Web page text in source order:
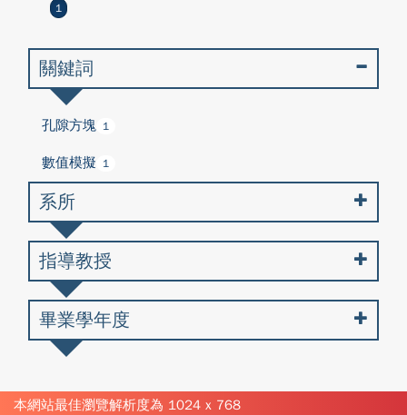
1
關鍵詞
孔隙方塊 1
數值模擬 1
系所
指導教授
畢業學年度
本網站最佳瀏覽解析度為 1024 x 768